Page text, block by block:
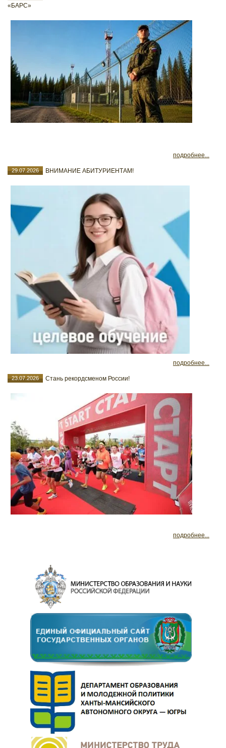
«БАРС»
подробнее...
29.07.2026 ВНИМАНИЕ АБИТУРИЕНТАМ!
подробнее...
23.07.2026 Стань рекордсменом России!
подробнее...